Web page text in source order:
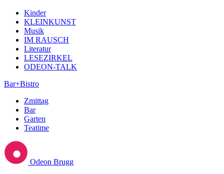
Kinder
KLEINKUNST
Musik
IM RAUSCH
Literatur
LESEZIRKEL
ODEON-TALK
Bar+Bistro
Zmittag
Bar
Garten
Teatime
Odeon Brugg